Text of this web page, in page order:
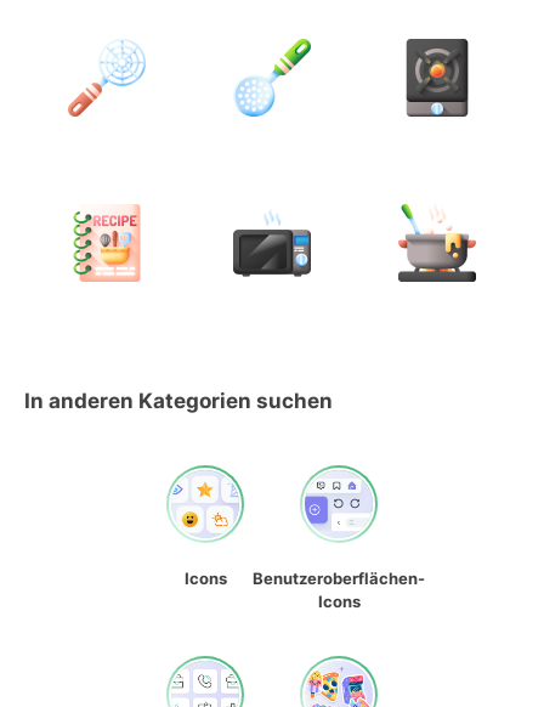
In anderen Kategorien suchen
Icons
Benutzeroberflächen-
Icons